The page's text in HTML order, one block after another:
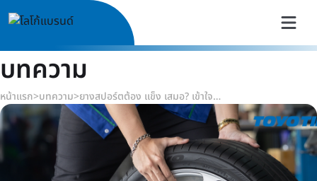
บทความ
หน้าแรก>บทความ> ยางสปอร์ตต้อง แข็ง เสมอ? เข้าใจความจริงเรื่องความหนึบ ความนุ่ม ความปลอดภัย